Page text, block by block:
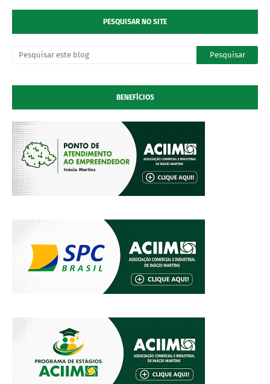
PESQUISAR NO SITE
BENEFÍCIOS